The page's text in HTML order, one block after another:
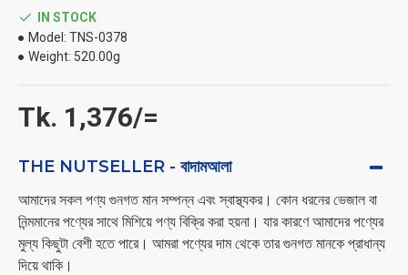
Can be added to food as sprinkle over or during
cooking
Tk. 1,376/=
IN STOCK
Model: TNS-0378
Weight: 520.00g
THE NUTSELLER - বাদামআলা
আমাদের সকল পণ্য গুনগত মান সম্পন্ন এবং স্বাস্থ্যকর। কোন ধরনের ভেজাল বা
নিন্মমানের পণ্যের সাথে মিশিয়ে পণ্য বিক্রি করা হয়না। যার কারণে আমাদের পণ্যের
মুল্য কিছুটা বেশী হতে পারে। আমরা পণ্যের দাম থেকে তার গুনগত মানকে প্রাধান্য
দিয়ে থাকি।